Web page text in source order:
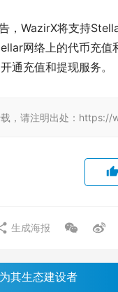
，WazirX将支持
网络上的代币充
通充值和提现服务。
载，请注明出处：
生成海报
其生态建设者